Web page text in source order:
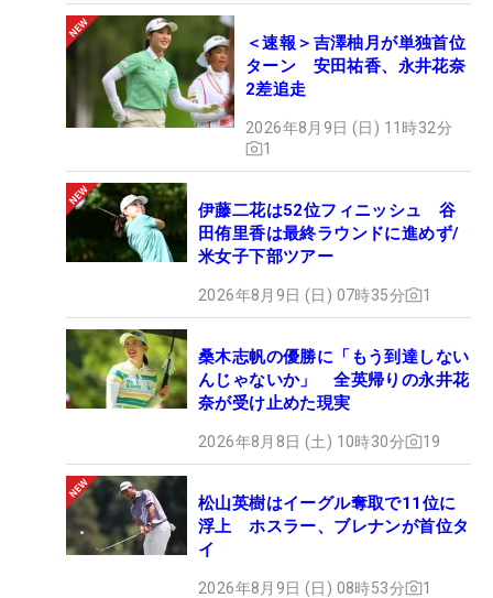
＜速報＞吉澤柚月が単独首位
ターン 安田祐香、永井花奈
2差追走
2026年8月9日 (日) 11時32分
1
伊藤二花は52位フィニッシュ 谷
田侑里香は最終ラウンドに進めず/
米女子下部ツアー
2026年8月9日 (日) 07時35分 1
桑木志帆の優勝に「もう到達しない
んじゃないか」 全英帰りの永井花
奈が受け止めた現実
2026年8月8日 (土) 10時30分 19
松山英樹はイーグル奪取で11位に
浮上 ホスラー、ブレナンが首位タ
イ
2026年8月9日 (日) 08時53分 1